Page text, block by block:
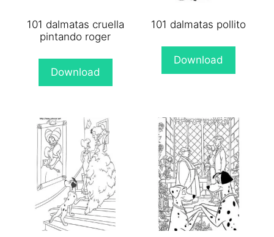
101 dalmatas cruella
pintando roger
Download
101 dalmatas pollito
Download